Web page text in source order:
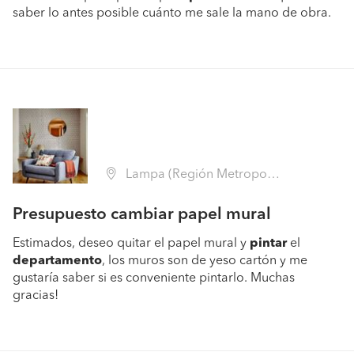
saber lo antes posible cuánto me sale la mano de obra.
Lampa (Región Metropolitana - Chacabuco)
Presupuesto cambiar papel mural
Estimados, deseo quitar el papel mural y pintarel
departamento, los muros son de yeso cartón y me
gustaría saber si es conveniente pintarlo. Muchas
gracias!